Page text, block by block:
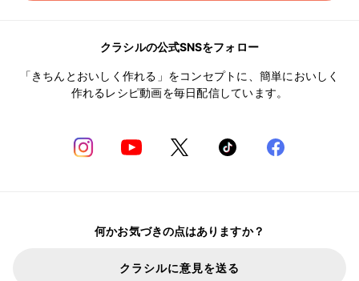
クラシルの公式SNSをフォロー
「きちんとおいしく作れる」をコンセプトに、簡単においしく
作れるレシピ動画を毎日配信しています。
何かお気づきの点はありますか？
クラシルに意見を送る